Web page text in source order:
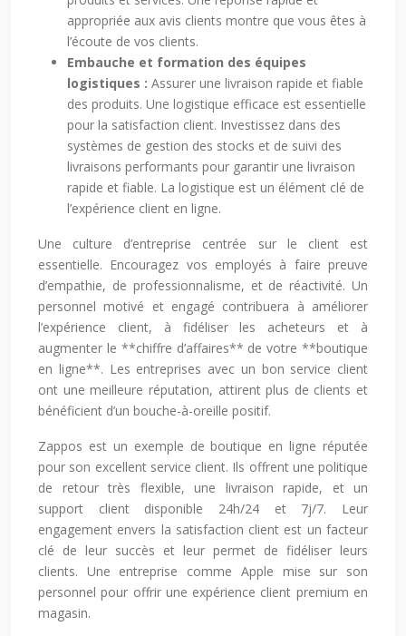
appropriée aux avis clients montre que vous êtes à
l’écoute de vos clients.
Embauche et formation des équipes
logistiques : Assurer une livraison rapide et fiable
des produits. Une logistique efficace est essentielle
pour la satisfaction client. Investissez dans des
systèmes de gestion des stocks et de suivi des
livraisons performants pour garantir une livraison
rapide et fiable. La logistique est un élément clé de
l’expérience client en ligne.
Une culture d’entreprise centrée sur le client est
essentielle. Encouragez vos employés à faire preuve
d’empathie, de professionnalisme, et de réactivité. Un
personnel motivé et engagé contribuera à améliorer
l’expérience client, à fidéliser les acheteurs et à
augmenter le **chiffre d’affaires** de votre **boutique
en ligne**. Les entreprises avec un bon service client
ont une meilleure réputation, attirent plus de clients et
bénéficient d’un bouche-à-oreille positif.
Zappos est un exemple de boutique en ligne réputée
pour son excellent service client. Ils offrent une politique
de retour très flexible, une livraison rapide, et un
support client disponible 24h/24 et 7j/7. Leur
engagement envers la satisfaction client est un facteur
clé de leur succès et leur permet de fidéliser leurs
clients. Une entreprise comme Apple mise sur son
personnel pour offrir une expérience client premium en
magasin.